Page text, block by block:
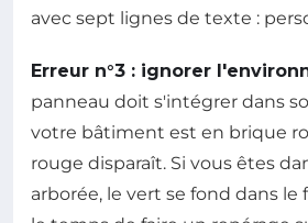
avec sept lignes de texte :
Erreur n°3 : ignorer
panneau doit s'intégrer dans
votre bâtiment est en brique
rouge disparaît. Si vous êtes
arborée, le vert se fond dans le